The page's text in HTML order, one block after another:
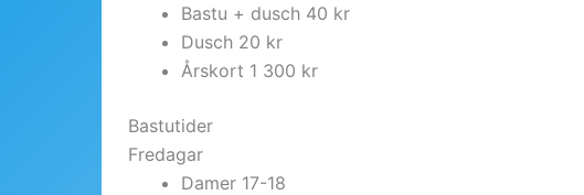
Bastu + dusch 40 kr
Dusch 20 kr
Årskort 1 300 kr
Bastutider
Fredagar
Damer 17-18